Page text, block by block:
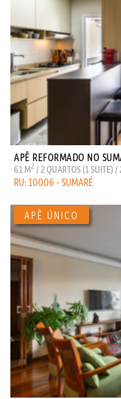
APÊ REFORMADO NO
61 M2 / 2 QUARTOS (1 SUITE)
RU: 10006 - SUMARÉ